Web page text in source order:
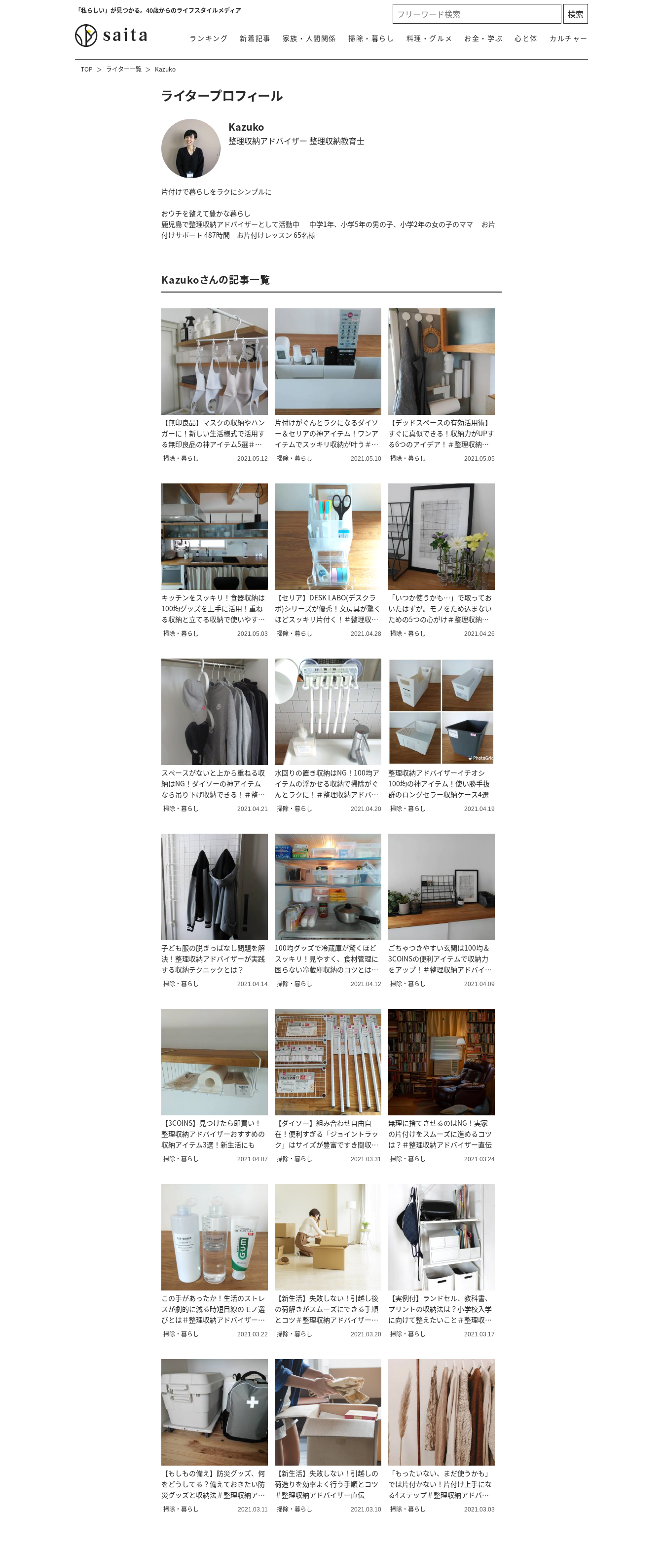
「私らしい」が見つかる。40歳からのライフスタイルメディア
ランキング 新着記事 家族・人間関係 掃除・暮らし 料理・グルメ お金・学ぶ 心と体 カルチャー
TOP ライター一覧 Kazuko
ライタープロフィール
Kazuko
整理収納アドバイザー 整理収納教育士
片付けで暮らしをラクにシンプルに
おウチを整えて豊かな暮らし
鹿児島で整理収納アドバイザーとして活動中 中学1年、小学5年の男の子、小学2年の女の子のママ お片
付けサポート 487時間 お片付けレッスン 65名様
Kazukoさんの記事一覧
【無印良品】マスクの収納やハン
ガーに！新しい生活様式で活用す
る無印良品の神アイテム5選＃整
理収納アドバイザー直伝
掃除・暮らし 2021.05.12
片付けがぐんとラクになるダイソ
ー＆セリアの神アイテム！ワンア
イテムでスッキリ収納が叶う＃整
理収納アドバイザー直伝
掃除・暮らし 2021.05.10
【デッドスペースの有効活用術】
すぐに真似できる！収納力がUPす
る6つのアイデア！＃整理収納ア
ドバイザー直伝
掃除・暮らし 2021.05.05
キッチンをスッキリ！食器収納は
100均グッズを上手に活用！重ね
る収納と立てる収納で使いやすく
＃整理収納アドバイザー直伝
掃除・暮らし 2021.05.03
【セリア】DESK LABO(デスクラ
ボ)シリーズが優秀！文房具が驚く
ほどスッキリ片付く！＃整理収納
アドバイザー直伝
掃除・暮らし 2021.04.28
「いつか使うかも…」で取ってお
いたはずが。モノをため込まない
ための5つの心がけ＃整理収納ア
ドバイザー直伝
掃除・暮らし 2021.04.26
スペースがないと上から重ねる収
納はNG！ダイソーの神アイテム
なら吊り下げ収納できる！＃整理
収納アドバイザー直伝
掃除・暮らし 2021.04.21
水回りの置き収納はNG！100均ア
イテムの浮かせる収納で掃除がぐ
んとラクに！＃整理収納アドバイ
ザー直伝
掃除・暮らし 2021.04.20
整理収納アドバイザーイチオシ
100均の神アイテム！使い勝手抜
群のロングセラー収納ケース4選
掃除・暮らし 2021.04.19
子ども服の脱ぎっぱなし問題を解
決！整理収納アドバイザーが実践
する収納テクニックとは？
掃除・暮らし 2021.04.14
100均グッズで冷蔵庫が驚くほど
スッキリ！見やすく、食材管理に
困らない冷蔵庫収納のコツとは＃
整理収納アドバイザー直伝
掃除・暮らし 2021.04.12
ごちゃつきやすい玄関は100均＆
3COINSの便利アイテムで収納力
をアップ！＃整理収納アドバイザ
ー直伝
掃除・暮らし 2021.04.09
【3COINS】見つけたら即買い！
整理収納アドバイザーおすすめの
収納アイテム3選！新生活にも
掃除・暮らし 2021.04.07
【ダイソー】組み合わせ自由自
在！便利すぎる「ジョイントラッ
ク」はサイズが豊富ですき間収納
に使える！
掃除・暮らし 2021.03.31
無理に捨てさせるのはNG！実家
の片付けをスムーズに進めるコツ
は？＃整理収納アドバイザー直伝
掃除・暮らし 2021.03.24
この手があったか！生活のストレ
スが劇的に減る時短目線のモノ選
びとは＃整理収納アドバイザー直
伝
掃除・暮らし 2021.03.22
【新生活】失敗しない！引越し後
の荷解きがスムーズにできる手順
とコツ＃整理収納アドバイザー直
伝
掃除・暮らし 2021.03.20
【実例付】ランドセル、教科書、
プリントの収納法は？小学校入学
に向けて整えたいこと＃整理収納
アドバイザー直伝
掃除・暮らし 2021.03.17
【もしもの備え】防災グッズ、何
をどうしてる？備えておきたい防
災グッズと収納法＃整理収納アド
バイザー直伝
掃除・暮らし 2021.03.11
【新生活】失敗しない！引越しの
荷造りを効率よく行う手順とコツ
＃整理収納アドバイザー直伝
掃除・暮らし 2021.03.10
「もったいない、まだ使うかも」
では片付かない！片付け上手にな
る4ステップ＃整理収納アドバイ
ザー直伝
掃除・暮らし 2021.03.03